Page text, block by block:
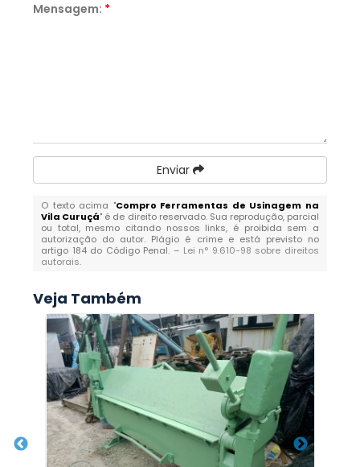
Mensagem: *
Enviar
O texto acima "Compro Ferramentas de Usinagem na
Vila Curuçá" é de direito reservado. Sua reprodução, parcial
ou total, mesmo citando nossos links, é proibida sem a
autorização do autor. Plágio é crime e está previsto no
artigo 184 do Código Penal. – Lei n° 9.610-98 sobre direitos
autorais.
Veja Também